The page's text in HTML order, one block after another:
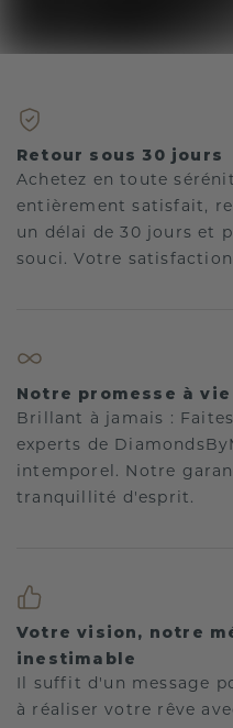
Retour sous 30 jours
Achetez en toute
entièrement satisfait,
un délai de 30 jours et
souci. Votre
Notre promesse à vie
Brillant à jamais :
experts de
intemporel. Notre
tranquillité d'esprit.
Votre vision, notre
inestimable
Il suffit d'un message
à réaliser votre rêve